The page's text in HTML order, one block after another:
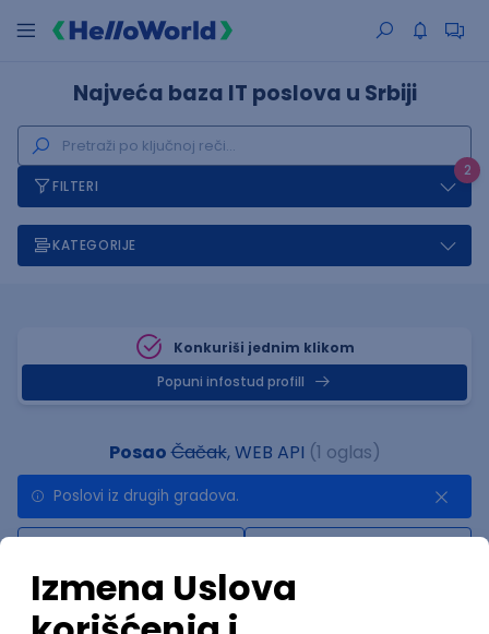
Najveća baza IT poslova u Srbiji
2
FILTERI
KATEGORIJE
Konkuriši jednim klikom
Popuni infostud profill
PosaoČačak, WEB API (1 oglas)
Poslovi iz drugih gradova.
Najnovije Uskoro ističe
.NET Software Developer
Factory World Wide